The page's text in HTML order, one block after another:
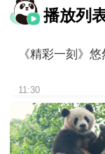
播放列
《精彩一刻》
11:30